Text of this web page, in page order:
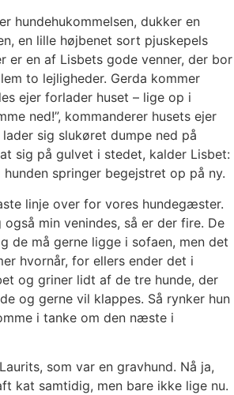
hundehukommelsen, dukker en
en lille højbenet sort pjuskepels
er en af Lisbets gode venner, der bor
to lejligheder. Gerda kommer
ejer forlader huset – lige op i
ned!”, kommanderer husets ejer
sig slukøret dumpe ned på
sig på gulvet i stedet, kalder Lisbet:
hunden springer begejstret op på ny.
linje over for vores hundegæster.
min venindes, så er der fire. De
de må gerne ligge i sofaen, men det
hvornår, for ellers ender det i
og griner lidt af de tre hunde, der
og gerne vil klappes. Så rynker hun
i tanke om den næste i
som var en gravhund. Nå ja,
kat samtidig, men bare ikke lige nu.